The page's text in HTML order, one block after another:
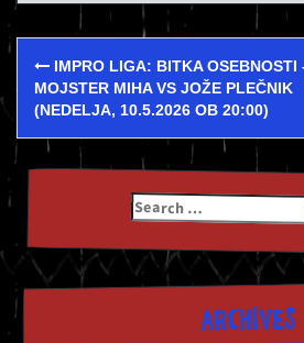
Post
navigation
IMPRO LIGA: BITKA OSEBNOSTI
MOJSTER MIHA VS JOŽE PLEČNIK
(NEDELJA, 10.5.2026 OB 20:00)
Search
for:
ARCHIVES